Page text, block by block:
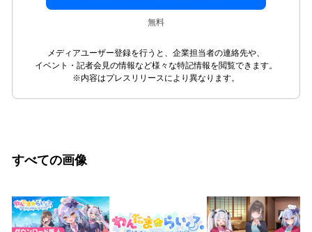
無料
メディアユーザー登録を行うと、企業担当者の連絡先や、
イベント・記者会見の情報など様々な特記情報を閲覧できます。
※内容はプレスリリースにより異なります。
すべての画像